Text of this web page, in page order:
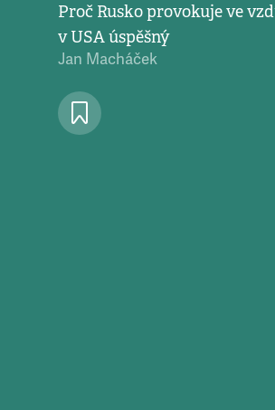
Proč Rusko provokuje ve
v USA úspěšný
Jan Macháček